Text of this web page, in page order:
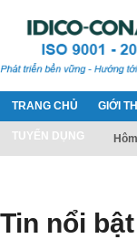
TRANG CHỦ GIỚI
TUYỂN DỤNG
Tin nổi bật